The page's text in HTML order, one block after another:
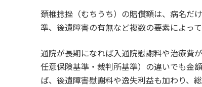
頚椎捻挫（むちうち）の賠償額は、病名だ
準、後遺障害の有無など複数の要素によって
通院が長期になれば入通院慰謝料や治療費
任意保険基準・裁判所基準）の違いでも金
ば、後遺障害慰謝料や逸失利益も加わり、